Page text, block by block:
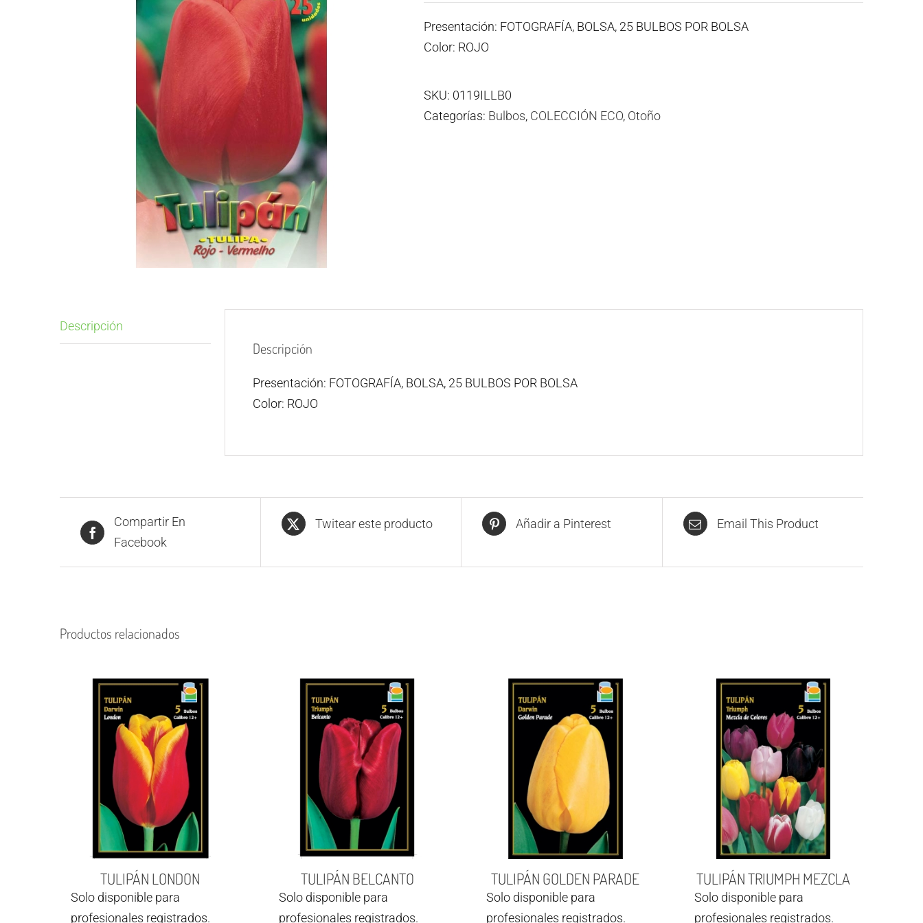
Presentación: FOTOGRAFÍA, BOLSA, 25 BULBOS POR BOLSA
Color: ROJO
SKU: 0119ILLB0
Categorías: Bulbos, COLECCIÓN ECO, Otoño
Descripción
Descripción
Presentación: FOTOGRAFÍA, BOLSA, 25 BULBOS POR BOLSA
Color: ROJO
Compartir En
Facebook
Twitear este producto Añadir a Pinterest Email This Product
Productos relacionados
TULIPÁN LONDON
Solo disponible para
profesionales registrados.
TULIPÁN BELCANTO
Solo disponible para
profesionales registrados.
TULIPÁN GOLDEN PARADE
Solo disponible para
profesionales registrados.
TULIPÁN TRIUMPH MEZCLA
Solo disponible para
profesionales registrados.